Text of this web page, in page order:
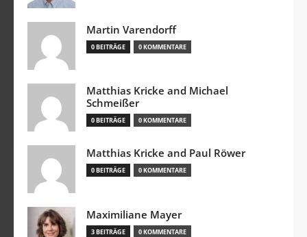
Martin Varendorff
0 BEITRÄGE 0 KOMMENTARE
Matthias Kricke and Michael
Schmeißer
0 BEITRÄGE 0 KOMMENTARE
Matthias Kricke and Paul Röwer
0 BEITRÄGE 0 KOMMENTARE
Maximiliane Mayer
3 BEITRÄGE 0 KOMMENTARE